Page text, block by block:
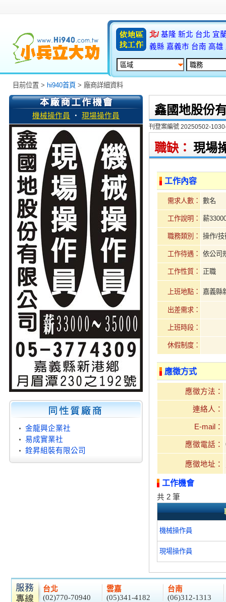
北/ 基隆 新北 台北 宜
義縣 嘉義市 台南 高雄
目前位置 > hi940首頁 > 廠商詳細資料
機械操作員 ‧ 現場操作員
金龍興企業社
易成實業社
銓昇組裝有限公司
鑫國地股份
刊登案編號 20250502-
職缺： 現場
工作內容
需求人數： 數名
工作說明： 薪
職務類別： 操作/
工作待遇： 依公司
工作性質： 正職
上班地點： 嘉義縣
出差需求：
上班時段：
休假制度：
應徵方式
應徵方法：
連絡人：
E-mail：
應徵電話：
應徵地址：
工作機會
共 2 筆
機械操作員
現場操作員
台北
(02)770-70940
雲嘉
(05)341-4182
台南
(06)312-1313